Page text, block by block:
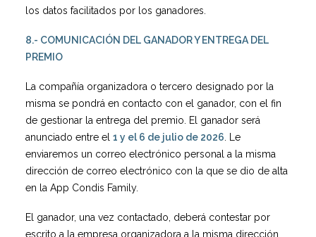
los datos facilitados por los ganadores.
8.- COMUNICACIÓN DEL GANADOR Y ENTREGA DEL
PREMIO
La compañía organizadora o tercero designado por la
misma se pondrá en contacto con el ganador, con el fin
de gestionar la entrega del premio. El ganador será
anunciado entre el 1 y el 6 de julio de 2026 . Le
enviaremos un correo electrónico personal a la misma
dirección de correo electrónico con la que se dio de alta
en la App Condis Family.
El ganador, una vez contactado, deberá contestar por
escrito a la empresa organizadora a la misma dirección